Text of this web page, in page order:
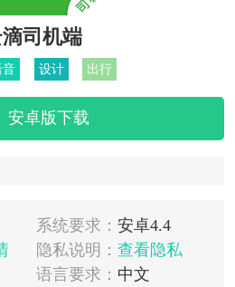
司机端
音 设计 出行
安卓版下载
系统要求： 安卓4.4
隐私说明： 查看隐私
语言要求： 中文